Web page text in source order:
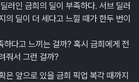
러인 금희의 딜이 부족하다. 서브 딜러
의 딜이 더 세다고 느낄 때가 한두 번이
하다고 느끼는 걸까? 혹시 금희에게 전
줘서 그런 걸까?
은 앞으로 있을 금희 픽업 복각 때까지